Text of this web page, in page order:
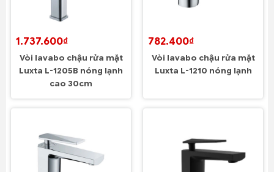
1.737.600₫
Vòi lavabo chậu rửa mặt
Luxta L-1205B nóng lạnh
cao 30cm
782.400₫
Vòi lavabo chậu rửa mặt
Luxta L-1210 nóng lạnh